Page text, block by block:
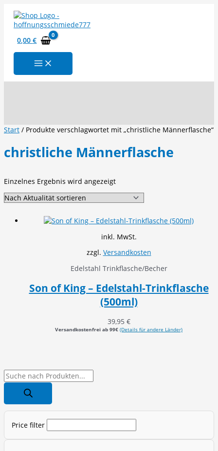
Inhalt
springen
0,00€
P
o
d
c
Price filter
Start / Produkte verschlagwortet mit „christliche Männerflasche“
christliche Männerflasche
Einzelnes Ergebnis wird angezeigt
inkl. MwSt.
zzgl. Versandkosten
Edelstahl Trinkflasche/Becher
Son of King – Edelstahl-Trinkflasche
(500ml)
39,95 €
Versandkostenfrei ab 99€ (Details für andere Länder)